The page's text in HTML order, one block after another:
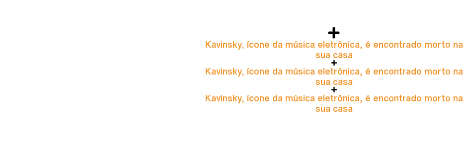
Kavinsky, ícone da música eletrônica, é encontrado morto na
sua casa
Kavinsky, ícone da música eletrônica, é encontrado morto na
sua casa
Kavinsky, ícone da música eletrônica, é encontrado morto na
sua casa